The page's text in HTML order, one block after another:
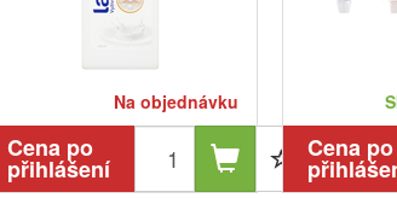
Na objednávku
Cena po
přihlášení
Cena po